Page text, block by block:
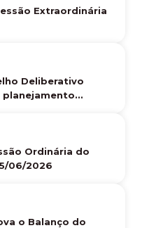
Extraordinária
Deliberativo
Ordinária do
06/2026
o Balanço do